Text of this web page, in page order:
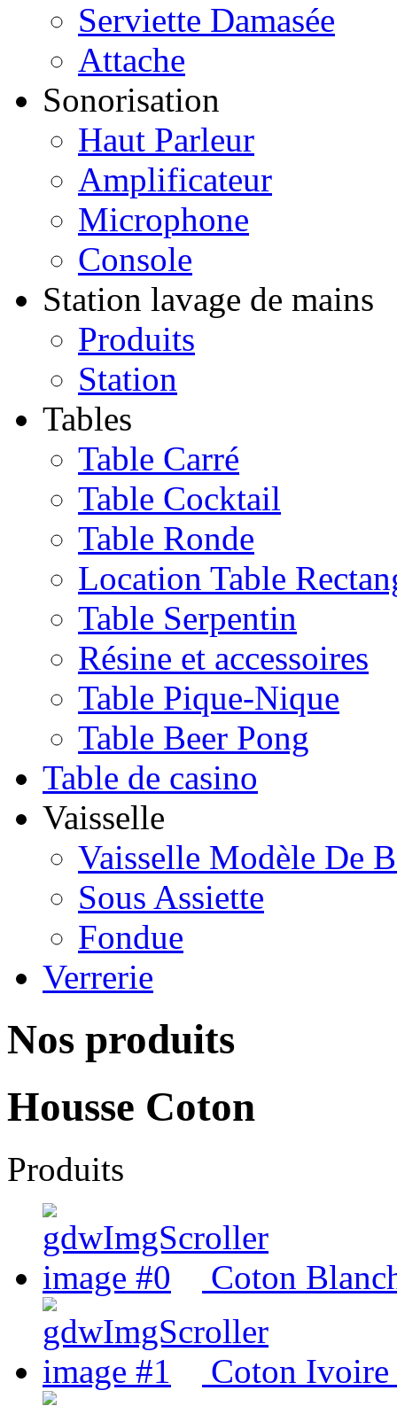
Serviette Damasée
Attache
Sonorisation
Haut Parleur
Amplificateur
Microphone
Console
Station lavage de mains
Produits
Station
Tables
Table Carré
Table Cocktail
Table Ronde
Location Table
Table Serpentin
Résine et accessoires
Table Pique-Nique
Table Beer Pong
Table de casino
Vaisselle
Vaisselle Modèle De
Sous Assiette
Fondue
Verrerie
Nos produits
Housse Coton
Produits
Coton
Coton Ivoire